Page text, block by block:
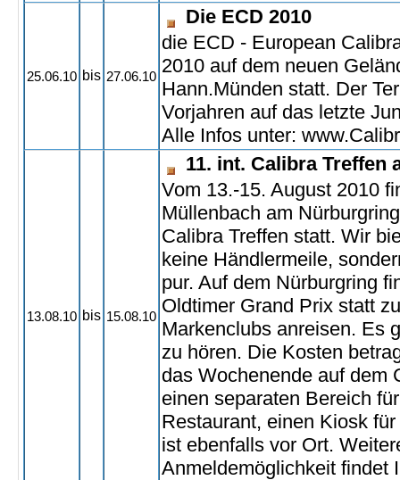
25.06.10 bis 27.06.10
Die ECD 2010
die ECD - European
2010 auf dem neuen
Hann.Münden statt. Der
Vorjahren auf das letzte
Alle Infos unter:
13.08.10 bis 15.08.10
11. int. Calibra Treffen
Vom 13.-15. August 2010
Müllenbach am
Calibra Treffen statt. Wir
keine Händlermeile,
pur. Auf dem Nürburgring
Oldtimer Grand Prix statt
Markenclubs anreisen. Es
zu hören. Die Kosten
das Wochenende auf dem
einen separaten Bereich
Restaurant, einen Kiosk
ist ebenfalls vor Ort.
Anmeldemöglichkeit findet